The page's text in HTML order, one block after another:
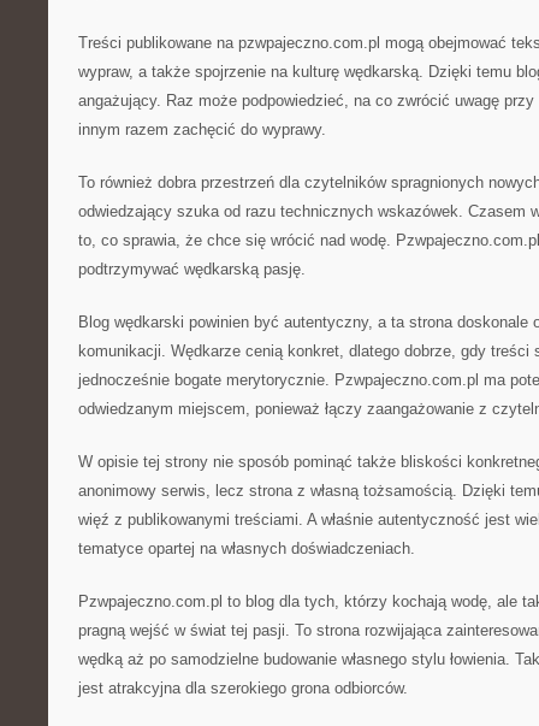
Treści publikowane na pzwpajeczno.com.pl mogą obejmować
wypraw, a także spojrzenie na kulturę wędkarską. Dzięki temu
angażujący. Raz może podpowiedzieć, na co zwrócić uwagę
innym razem zachęcić do wyprawy.
To również dobra przestrzeń dla czytelników spragnionych
odwiedzający szuka od razu technicznych wskazówek. Czasem
to, co sprawia, że chce się wrócić nad wodę.
podtrzymywać wędkarską pasję.
Blog wędkarski powinien być autentyczny, a ta strona doskonale
komunikacji. Wędkarze cenią konkret, dlatego dobrze, gdy treści
jednocześnie bogate merytorycznie. Pzwpajeczno.com.pl ma
odwiedzanym miejscem, ponieważ łączy zaangażowanie z
W opisie tej strony nie sposób pominąć także bliskości
anonimowy serwis, lecz strona z własną tożsamością. Dzięki
więź z publikowanymi treściami. A właśnie autentyczność jest
tematyce opartej na własnych doświadczeniach.
Pzwpajeczno.com.pl to blog dla tych, którzy kochają wodę, ale
pragną wejść w świat tej pasji. To strona rozwijająca
wędką aż po samodzielne budowanie własnego stylu łowienia.
jest atrakcyjna dla szerokiego grona odbiorców.